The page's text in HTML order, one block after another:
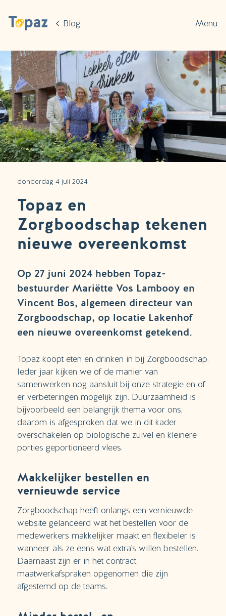
Blog
Menu
donderdag 4 juli 2024
Topaz en
Zorgboodschap tekenen
nieuwe overeenkomst
Op 27 juni 2024 hebben Topaz-
bestuurder Mariëtte Vos Lambooy en
Vincent Bos, algemeen directeur van
Zorgboodschap, op locatie Lakenhof
een nieuwe overeenkomst getekend.
Topaz koopt eten en drinken in bij Zorgboodschap.
Ieder jaar kijken we of de manier van
samenwerken nog aansluit bij onze strategie en of
er verbeteringen mogelijk zijn. Duurzaamheid is
bijvoorbeeld een belangrijk thema voor ons,
daarom is afgesproken dat we in dit kader
overschakelen op biologische zuivel en kleinere
porties geportioneerd vlees.
Makkelijker bestellen en
vernieuwde service
Zorgboodschap heeft onlangs een vernieuwde
website gelanceerd wat het bestellen voor de
medewerkers makkelijker maakt en flexibeler is
wanneer als ze eens wat extra's willen bestellen.
Daarnaast zijn er in het contract
maatwerkafspraken opgenomen die zijn
afgestemd op de teams.